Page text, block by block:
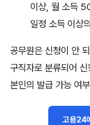
이상, 월 소득
일정 소득 이상
공무원은 신청이 안
구직자로 분류되어
본인의 발급 가능 여
고용24